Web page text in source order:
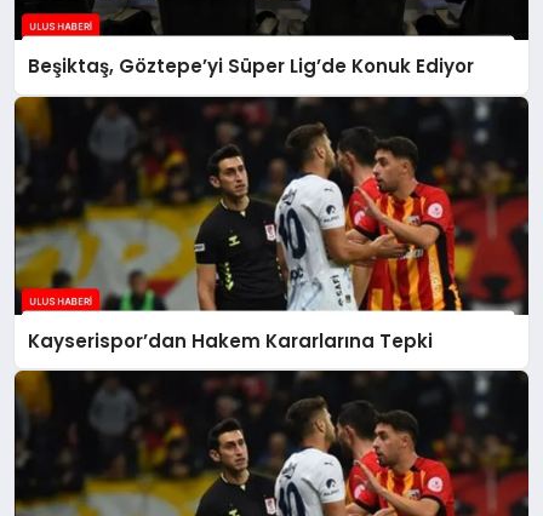
Beşiktaş, Göztepe’yi Süper Lig’de Konuk Ediyor
Kayserispor’dan Hakem Kararlarına Tepki